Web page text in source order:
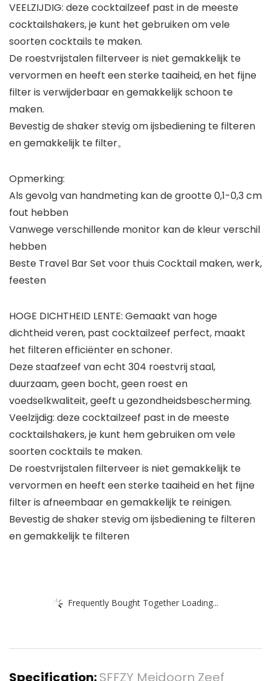
VEELZIJDIG: deze cocktailzeef past in de meeste
cocktailshakers, je kunt het gebruiken om vele
soorten cocktails te maken.
De roestvrijstalen filterveer is niet gemakkelijk te
vervormen en heeft een sterke taaiheid, en het fijne
filter is verwijderbaar en gemakkelijk schoon te
maken.
Bevestig de shaker stevig om ijsbediening te filteren
en gemakkelijk te filter。
Opmerking:
Als gevolg van handmeting kan de grootte 0,1-0,3 cm
fout hebben
Vanwege verschillende monitor kan de kleur verschil
hebben
Beste Travel Bar Set voor thuis Cocktail maken, werk,
feesten
HOGE DICHTHEID LENTE: Gemaakt van hoge
dichtheid veren, past cocktailzeef perfect, maakt
het filteren efficiënter en schoner.
Deze staafzeef van echt 304 roestvrij staal,
duurzaam, geen bocht, geen roest en
voedselkwaliteit, geeft u gezondheidsbescherming.
Veelzijdig: deze cocktailzeef past in de meeste
cocktailshakers, je kunt hem gebruiken om vele
soorten cocktails te maken.
De roestvrijstalen filterveer is niet gemakkelijk te
vervormen en heeft een sterke taaiheid en het fijne
filter is afneembaar en gemakkelijk te reinigen.
Bevestig de shaker stevig om ijsbediening te filteren
en gemakkelijk te filteren
Frequently Bought Together Loading...
Specification:SFFZY Meidoorn Zeef